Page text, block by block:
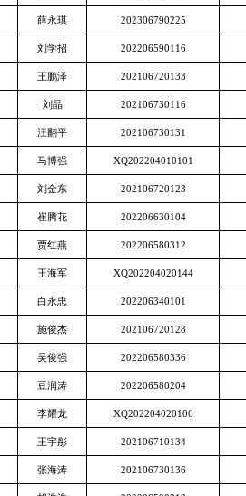
薛永琪 202306790225
刘学招 202206590116
王鹏泽 202106720133
刘晶 202106730116
汪翻平 202106730131
马博强 XQ202204010101
刘金东 202106720123
崔腾花 202206630104
贾红燕 202206580312
王海军 XQ202204020144
白永忠 202206340101
施俊杰 202106720128
吴俊强 202206580336
豆润涛 202206580204
李耀龙 XQ202204020106
王宇彤 202106710134
张海涛 202106730136